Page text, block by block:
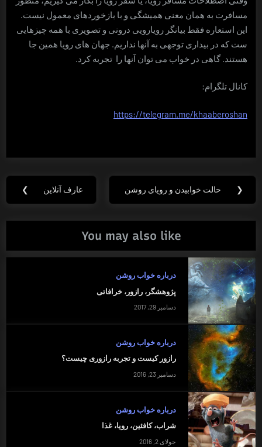
مسافرت به همان معنی همیشگی و با بازخوردهای معمول نیست.
این استعاره فقط بیانگر رویارویی درونی و تصویری با همه چیزهایی
ست که در بیداری توجهی به آنها نداریم. جهان های رویا همین جا
هستند. گاهی در خواب می توان آنها را تجربه کرد.
کانال تلگرام:
https://telegram.me/khaaberoshan
راهبری
نوشته
❮
Previous
حالت خوابیدن و رویای روشن
Next
عارف آنلاین ❯
You may also like
درباره خواب روشن
پژوهشگر، رازور، خرافاتی
دسامبر 29, 2017
درباره خواب روشن
رازور کیست و تجربه رازوری چیست؟
دسامبر 23, 2016
درباره خواب روشن
شراب، کافئین، رویا، غذا
جولای 2, 2016